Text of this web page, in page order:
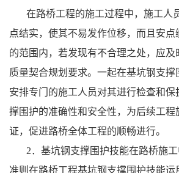
在路桥工程的施工过程中，施工人
点结实，使其不易发作位移，而且安
的范围内，若发现有不合理之处，应及
质量契合规划要求。一起在基坑钢支撑
安排专门的施工人员对其进行检查和保
撑围护的准确性和安全性，为后续工程
证，促进路桥全体工程的顺畅进行。
2．基坑钢支撑围护技能在路桥施
准则在路桥工程基坑钢支撑围护技能运